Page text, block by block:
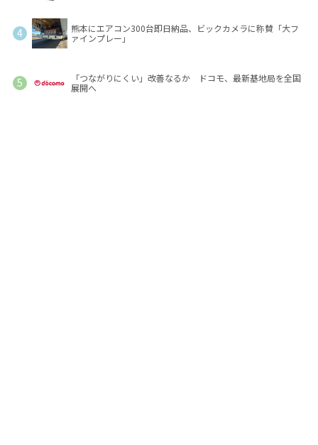
熊本にエアコン300台即日納品、ビックカメラに称賛「大フ
ァインプレー」
「つながりにくい」改善なるか ドコモ、最新基地局を全国
展開へ